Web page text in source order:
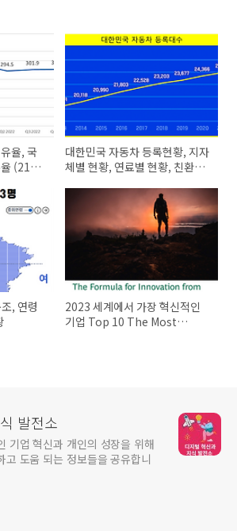
율, 국
(21년
대한민국 자동차 등록현황, 지자
체별 현황, 연료별 현황, 친환경
, 연령
2023 세계에서 가장 혁신적인
기업 Top 10 The Most
발전소
기업 혁신과 개인의 성장을 위해
고 도움 되는 정보들을 공유합니